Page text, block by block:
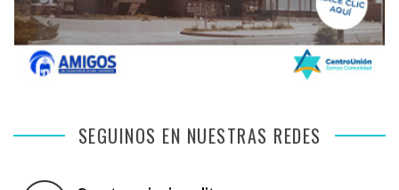
SEGUINOS EN NUESTRAS REDES